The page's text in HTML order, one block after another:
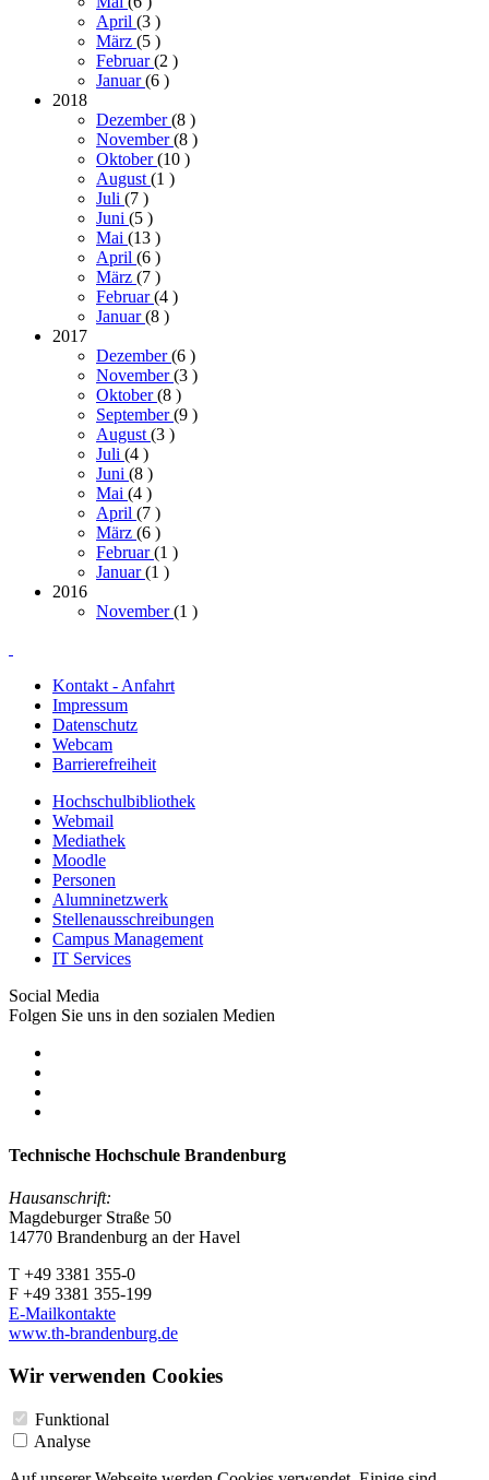
April (3 )
März (5 )
Februar(2 )
Januar(6 )
2018
Dezember(8 )
November(8 )
Oktober(10 )
August (1 )
Juli (7 )
Juni (5 )
Mai (13 )
April (6 )
März (7 )
Februar(4 )
Januar(8 )
2017
Dezember(6 )
November(3 )
Oktober(8 )
September(9 )
August (3 )
Juli (4 )
Juni (8 )
Mai (4 )
April (7 )
März (6 )
Februar(1 )
Januar(1 )
2016
November(1 )
Kontakt - Anfahrt
Impressum
Datenschutz
Webcam
Barrierefreiheit
Hochschulbibliothek
Webmail
Mediathek
Moodle
Personen
Alumninetzwerk
Stellenausschreibungen
Campus Management
IT Services
Social Media
Folgen Sie uns in den sozialen Medien
Technische Hochschule Brandenburg
Hausanschrift:
Magdeburger Straße 50
14770 Brandenburg an der Havel
T +49 3381 355-0
F +49 3381 355-199
E-Mailkontakte
www.th-brandenburg.de
Wir verwenden Cookies
Funktional
Analyse